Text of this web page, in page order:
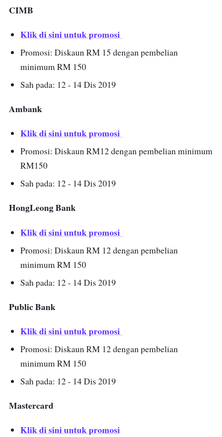
CIMB
Klik di sini untuk promosi
Promosi: Diskaun RM 15 dengan pembelian
minimum RM 150
Sah pada: 12 - 14 Dis 2019
Ambank
Klik di sini untuk promosi
Promosi: Diskaun RM12 dengan pembelian minimum
RM150
Sah pada: 12 - 14 Dis 2019
HongLeong Bank
Klik di sini untuk promosi
Promosi: Diskaun RM 12 dengan pembelian
minimum RM 150
Sah pada: 12 - 14 Dis 2019
Public Bank
Klik di sini untuk promosi
Promosi: Diskaun RM 12 dengan pembelian
minimum RM 150
Sah pada: 12 - 14 Dis 2019
Mastercard
Klik di sini untuk promosi